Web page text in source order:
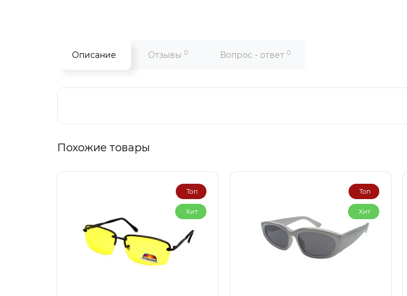
Описание Отзывы 0 Вопрос - ответ 0
Похожие товары
Топ
Хит
Топ
Хит